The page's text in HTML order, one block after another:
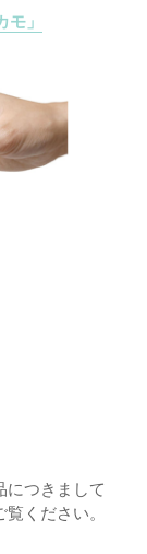
」
につきまして
覧ください。